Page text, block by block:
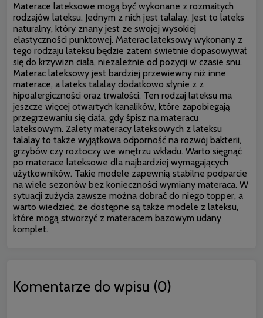
Materace lateksowe mogą być wykonane z rozmaitych
rodzajów lateksu. Jednym z nich jest talalay. Jest to lateks
naturalny, który znany jest ze swojej wysokiej
elastyczności punktowej. Materac lateksowy wykonany z
tego rodzaju lateksu będzie zatem świetnie dopasowywał
się do krzywizn ciała, niezależnie od pozycji w czasie snu.
Materac lateksowy jest bardziej przewiewny niż inne
materace, a lateks talalay dodatkowo słynie z z
hipoalergiczności oraz trwałości. Ten rodzaj lateksu ma
jeszcze więcej otwartych kanalików, które zapobiegają
przegrzewaniu się ciała, gdy śpisz na materacu
lateksowym. Zalety materacy lateksowych z lateksu
talalay to także wyjątkowa odporność na rozwój bakterii,
grzybów czy roztoczy we wnętrzu wkładu. Warto sięgnąć
po materace lateksowe dla najbardziej wymagających
użytkowników. Takie modele zapewnią stabilne podparcie
na wiele sezonów bez konieczności wymiany materaca. W
sytuacji zużycia zawsze można dobrać do niego topper, a
warto wiedzieć, że dostępne są także modele z lateksu,
które mogą stworzyć z materacem bazowym udany
komplet.
Komentarze do wpisu (0)